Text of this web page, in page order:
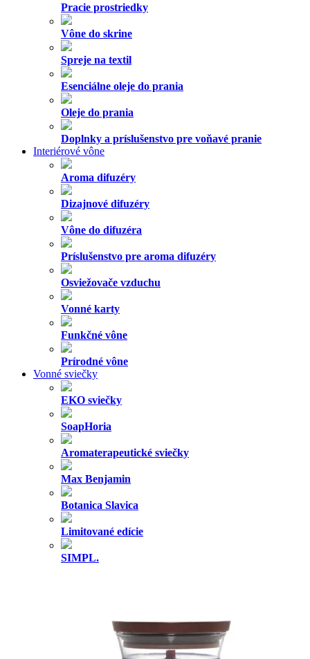
Pracie prostriedky
Vône do skrine
Spreje na textil
Esenciálne oleje do prania
Oleje do prania
Doplnky a príslušenstvo pre voňavé pranie
Interiérové vône
Aroma difuzéry
Dizajnové difuzéry
Vône do difuzéra
Príslušenstvo pre aroma difuzéry
Osviežovače vzduchu
Vonné karty
Funkčné vône
Prírodné vône
Vonné sviečky
EKO sviečky
SoapHoria
Aromaterapeutické sviečky
Max Benjamin
Botanica Slavica
Limitované edície
SIMPL.